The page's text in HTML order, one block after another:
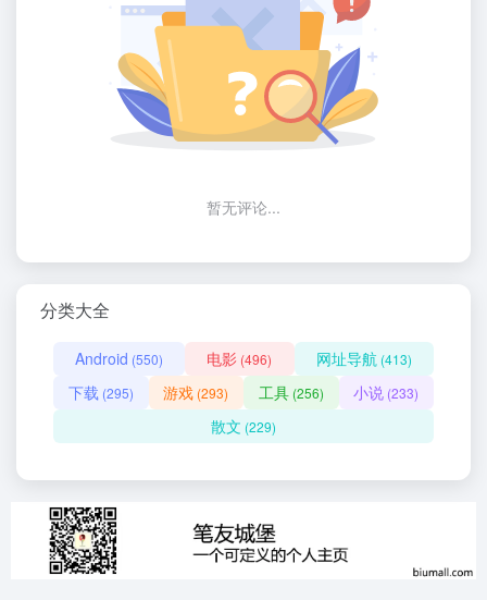
暂无评论...
分类大全
Android (550) 电影 (496) 网址导航 (413)
下载 (295) 游戏 (293) 工具(256) 小说 (233)
散文 (229)